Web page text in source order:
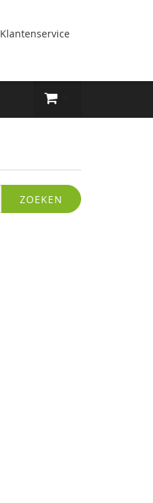
Klantenservice
ZOEKEN